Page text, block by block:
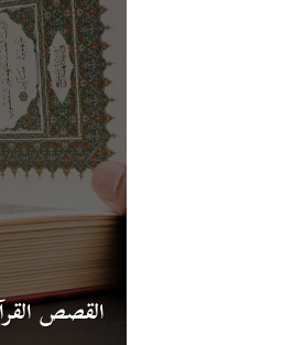
القصص